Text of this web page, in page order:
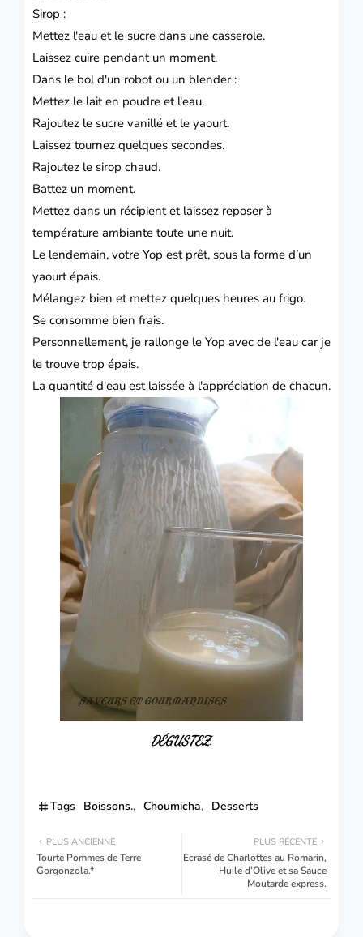
Sirop :
Mettez l'eau et le sucre dans une casserole.
Laissez cuire pendant un moment.
Dans le bol d'un robot ou un blender :
Mettez le lait en poudre et l'eau.
Rajoutez le sucre vanillé et le yaourt.
Laissez tournez quelques secondes.
Rajoutez le sirop chaud.
Battez un moment.
Mettez dans un récipient et laissez reposer à
température ambiante toute une nuit.
Le lendemain, votre Yop est prêt, sous la forme d’un
yaourt épais.
Mélangez bien et mettez quelques heures au frigo.
Se consomme bien frais.
Personnellement, je rallonge le Yop avec de l'eau car je
le trouve trop épais.
La quantité d'eau est laissée à l'appréciation de chacun.
DÉGUSTEZ.
Tags Boissons. Choumicha Desserts
PLUS RÉCENTE
Ecrasé de Charlottes au Romarin,
Huile d’Olive et sa Sauce
Moutarde express.
PLUS ANCIENNE
Tourte Pommes de Terre
Gorgonzola.*